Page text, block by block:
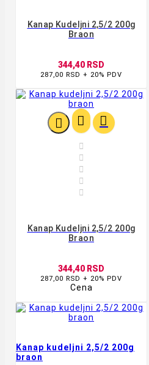
Kanap Kudeljni 2,5/2 200g
Braon
344,40 RSD
287,00 RSD + 20% PDV
  





Kanap Kudeljni 2,5/2 200g
Braon
344,40 RSD
287,00 RSD + 20% PDV
Cena
Kanap kudeljni 2,5/2 200g
braon